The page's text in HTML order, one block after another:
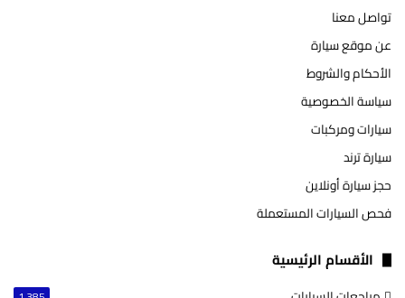
تواصل معنا
عن موقع سيارة
الأحكام والشروط
سياسة الخصوصية
سيارات ومركبات
سيارة ترند
حجز سيارة أونلاين
فحص السيارات المستعملة
الأقسام الرئيسية